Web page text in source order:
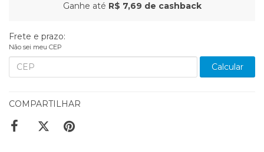
Ganhe até R$ 7,69 de cashback
Frete e prazo:
Não sei meu CEP
Calcular
COMPARTILHAR